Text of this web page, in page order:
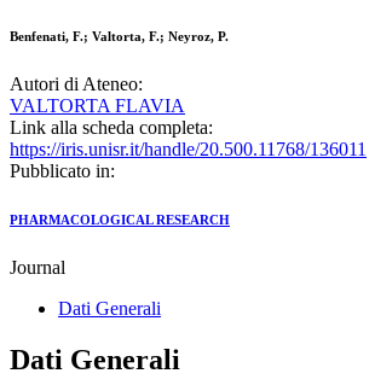
Benfenati, F.; Valtorta, F.; Neyroz, P.
Autori di Ateneo:
VALTORTA FLAVIA
Link alla scheda completa:
https://iris.unisr.it/handle/20.500.11768/136011
Pubblicato in:
PHARMACOLOGICAL RESEARCH
Journal
Dati Generali
Dati Generali